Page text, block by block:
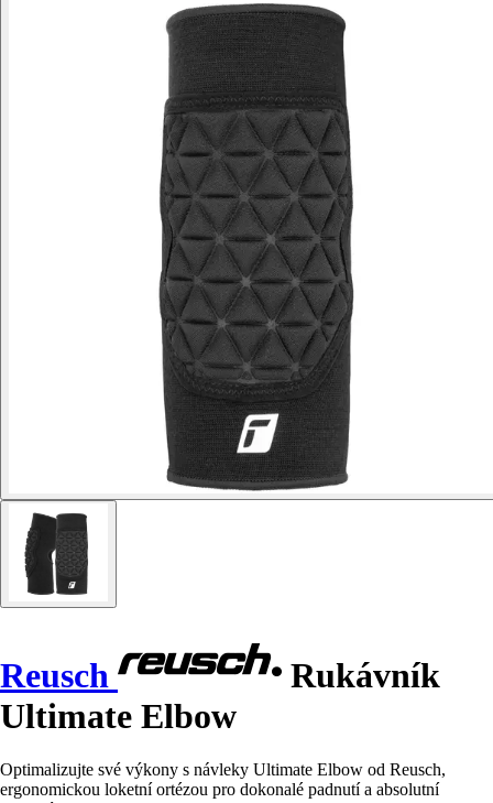
Reusch
Rukávník
Ultimate Elbow
Optimalizujte své výkony s návleky Ultimate Elbow od Reusch,
ergonomickou loketní ortézou pro dokonalé padnutí a absolutní